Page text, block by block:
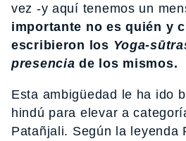
vez -y aquí tenemos un
importante no es quién y
escribieron los Yoga-
presenciade los mismos.
Esta ambigüedad le ha ido
hindú para elevar a
Patañjali. Según la leyenda